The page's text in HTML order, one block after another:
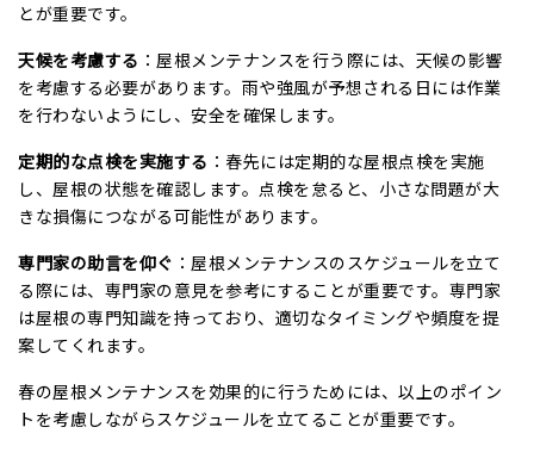
とが重要です。
天候を考慮する ：屋根メンテナンスを行う際には、天候の影響
を考慮する必要があります。雨や強風が予想される日には作業
を行わないようにし、安全を確保します。
定期的な点検を実施する ：春先には定期的な屋根点検を実施
し、屋根の状態を確認します。点検を怠ると、小さな問題が大
きな損傷につながる可能性があります。
専門家の助言を仰ぐ ：屋根メンテナンスのスケジュールを立て
る際には、専門家の意見を参考にすることが重要です。専門家
は屋根の専門知識を持っており、適切なタイミングや頻度を提
案してくれます。
春の屋根メンテナンスを効果的に行うためには、以上のポイン
トを考慮しながらスケジュールを立てることが重要です。